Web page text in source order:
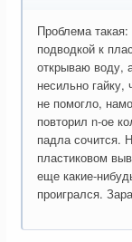
Проблема
подводкой к
открываю воду,
несильно
не помогло,
повторил n-ое
падла сочится.
пластиковом
еще какие-
проигрался.